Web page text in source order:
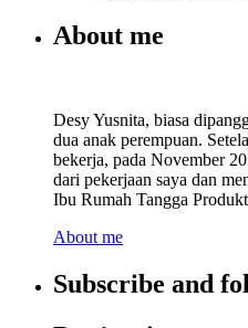
About me
Desy Yusnita, biasa
dua anak perempuan.
bekerja, pada November
dari pekerjaan saya dan
Ibu Rumah Tangga
About me
Subscribe and